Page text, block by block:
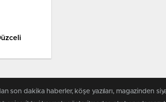
son dakika haberler, köşe yazıları,